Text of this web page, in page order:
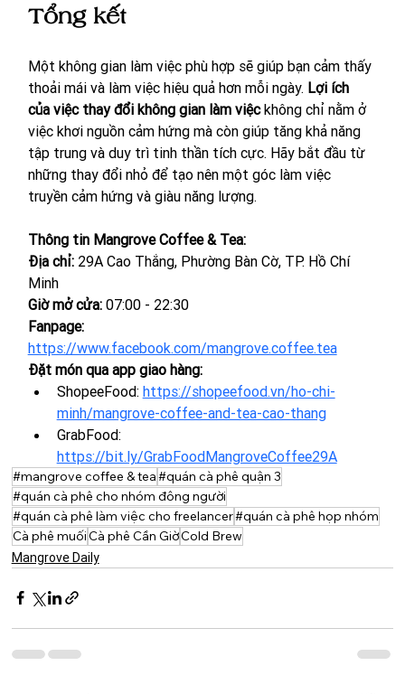
Tổng kết
Một không gian làm việc phù hợp sẽ giúp bạn cảm thấy
thoải mái và làm việc hiệu quả hơn mỗi ngày. Lợi ích
của việc thay đổi không gian làm việc không chỉ nằm ở
việc khơi nguồn cảm hứng mà còn giúp tăng khả năng
tập trung và duy trì tinh thần tích cực. Hãy bắt đầu từ
những thay đổi nhỏ để tạo nên một góc làm việc
truyền cảm hứng và giàu năng lượng.
Thông tin Mangrove Coffee & Tea:
Địa chỉ: 29A Cao Thắng, Phường Bàn Cờ, TP. Hồ Chí
Minh
Giờ mở cửa: 07:00 - 22:30
Fanpage:
https://www.facebook.com/mangrove.coffee.tea
Đặt món qua app giao hàng:
ShopeeFood: https://shopeefood.vn/ho-chi-
minh/mangrove-coffee-and-tea-cao-thang
GrabFood:
https://bit.ly/GrabFoodMangroveCoffee29A
#mangrove coffee & tea#quán cà phê quận 3
#quán cà phê cho nhóm đông người
#quán cà phê làm việc cho freelancer#quán cà phê họp nhóm
Cà phê muốiCà phê Cần GiờCold Brew
Mangrove Daily